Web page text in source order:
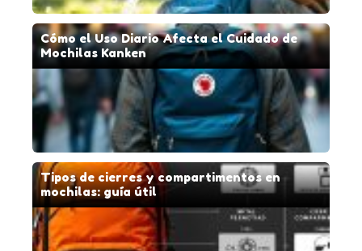
Cómo el Uso Diario Afecta el Cuidado de
Mochilas Kanken
Tipos de cierres y compartimentos en
mochilas: guía útil